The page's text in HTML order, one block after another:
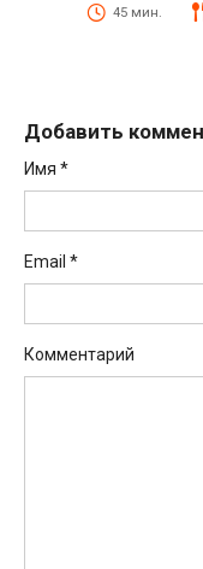
45 мин.
Добавить
Имя *
Email *
Комментарий